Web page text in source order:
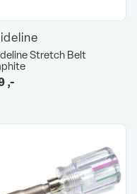
Stretch Belt
,-